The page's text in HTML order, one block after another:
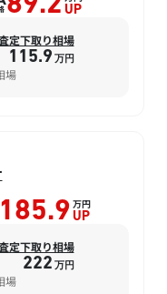
UP
定下取り相場
115.9 万円
場
万円
UP
定下取り相場
222 万円
場